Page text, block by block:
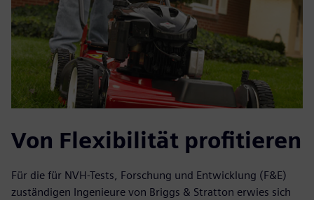
Von Flexibilität profitieren
Für die für NVH-Tests, Forschung und Entwicklung (F&E)
zuständigen Ingenieure von Briggs & Stratton erwies sich